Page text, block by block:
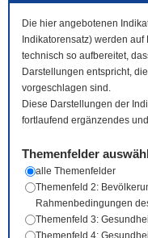
Die hier angebotenen
Indikatorensatz) werden auf
technisch so aufbereitet,
Darstellungen entspricht,
vorgeschlagen sind.
Diese Darstellungen der
fortlaufend ergänzendes
Themenfelder
alle Themenfelder
Themenfeld 2:
Rahmenbedingungen
Themenfeld 3: